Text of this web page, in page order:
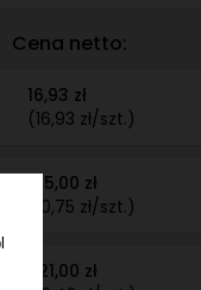
Cena netto:
16,93 zł
(16,93 zł/szt.)
215,00 zł
(10,75 zł/szt.)
521,00 zł